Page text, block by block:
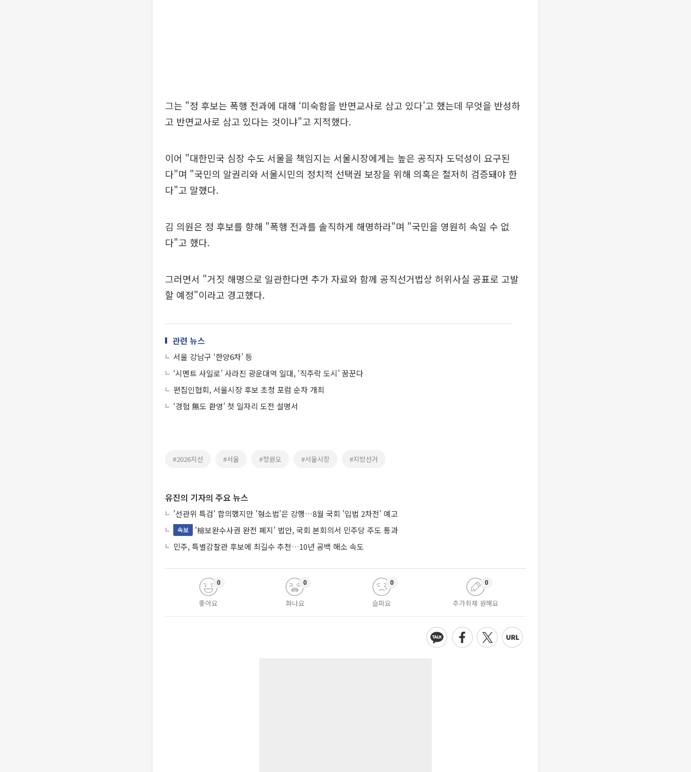
그는 "정 후보는 폭행 전과에 대해 ‘미숙함을 반면교사로 삼고 있다’고 했는데 무엇을 반성하
고 반면교사로 삼고 있다는 것이냐"고 지적했다.
이어 "대한민국 심장 수도 서울을 책임지는 서울시장에게는 높은 공직자 도덕성이 요구된
다"며 "국민의 알권리와 서울시민의 정치적 선택권 보장을 위해 의혹은 철저히 검증돼야 한
다"고 말했다.
김 의원은 정 후보를 향해 "폭행 전과를 솔직하게 해명하라"며 "국민을 영원히 속일 수 없
다"고 했다.
그러면서 "거짓 해명으로 일관한다면 추가 자료와 함께 공직선거법상 허위사실 공표로 고발
할 예정"이라고 경고했다.
관련 뉴스
서울 강남구 ‘한양6차’ 등
‘시멘트 사일로’ 사라진 광운대역 일대, ‘직주락 도시’ 꿈꾼다
편집인협회, 서울시장 후보 초청 포럼 순차 개최
‘경험 無도 환영’ 첫 일자리 도전 설명서
#2026지선 #서울 #정원오 #서울시장 #지방선거
유진의 기자의 주요 뉴스
'선관위 특검' 합의했지만 '형소법'은 강행…8월 국회 '입법 2차전' 예고
속보
'檢보완수사권 완전 폐지' 법안, 국회 본회의서 민주당 주도 통과
민주, 특별감찰관 후보에 최길수 추천…10년 공백 해소 속도
좋아요
0
화나요
0
슬퍼요
0
추가취재 원해요
0